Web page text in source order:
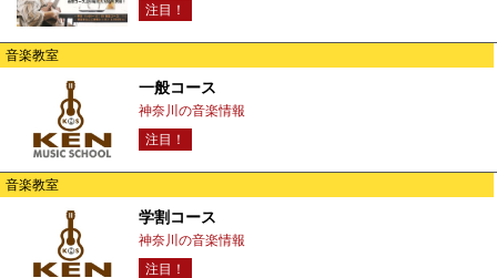
注目！
音楽教室
一般コース
神奈川の音楽情報
注目！
音楽教室
学割コース
神奈川の音楽情報
注目！